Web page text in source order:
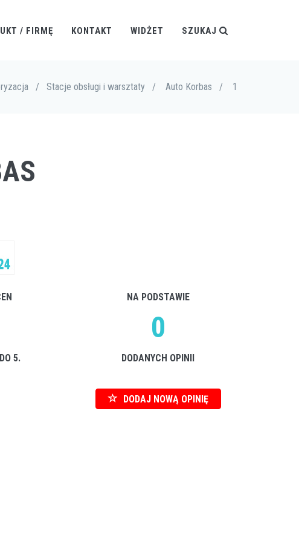
/ FIRMĘ KONTAKT WIDŻET SZUKAJ
/ Stacje obsługi i warsztaty / Auto Korbas / 1
5.
NA PODSTAWIE
0
DODANYCH OPINII
DODAJ NOWĄ OPINIĘ